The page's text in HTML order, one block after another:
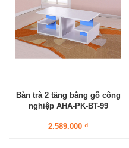
Bàn trà 2 tầng bằng gỗ công
nghiệp AHA-PK-BT-99
2.589.000 ₫